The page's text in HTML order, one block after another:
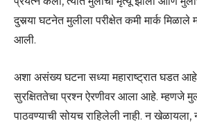
दुसर्‍या घटनेत मुलीला परीक्षेत कमी मार्क मिळाले
आली.
अशा असंख्य घटना सध्या महाराष्ट्रात घडत
सुरक्षिततेचा प्रश्न ऐरणीवर आला आहे. म्हणजे
पाठवण्याची सोयच राहिलेली नाही. न